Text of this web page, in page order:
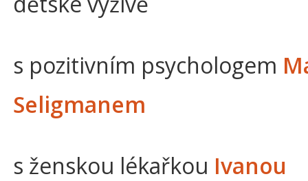
s pozitivním psychologem
Seligmanem
s ženskou lékařkou Ivanou